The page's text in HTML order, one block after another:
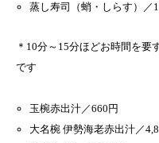
蒸し寿司（蛸・しらす）／
＊10分～15分ほどお時間を
です
玉椀赤出汁／660円
大名椀 伊勢海老赤出汁／